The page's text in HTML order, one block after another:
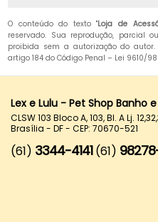
O conteúdo do texto "Loja de
reservado. Sua reprodução, parcial
proibida sem a autorização do
artigo 184 do Código Penal – Lei 9610/
Lex e Lulu - Pet Shop Banho
CLSW 103 Bloco A, 103, Bl. A Lj.
Brasília - DF - CEP: 70670-521
(61) 3344-4141 (61)